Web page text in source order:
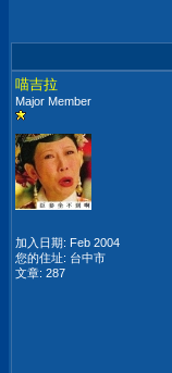
喵吉拉
Major Member
加入日期: Feb 2004
您的住址: 台中市
文章: 287